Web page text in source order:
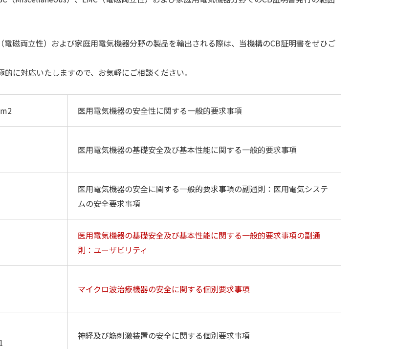
磁両立性）および家庭用電気機器分野の製品を輸出される際は、当機構のCB証明書をぜひご
に対応いたしますので、お気軽にご相談ください。
医用電気機器の安全性に関する一般的要求事項
医用電気機器の基礎安全及び基本性能に関する一般的要求事項
医用電気機器の安全に関する一般的要求事項の副通則：医用電気システ
ムの安全要求事項
医用電気機器の基礎安全及び基本性能に関する一般的要求事項の副通
則：ユーザビリティ
マイクロ波治療機器の安全に関する個別要求事項
神経及び筋刺激装置の安全に関する個別要求事項